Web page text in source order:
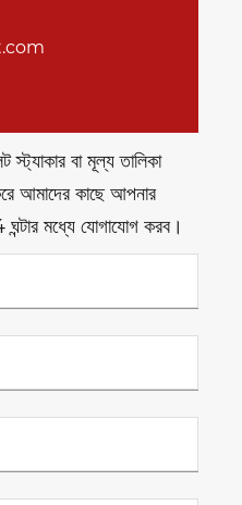
স্ট্যাকার বা মূল্য তালিকা
আমাদের কাছে আপনার
মধ্যে যোগাযোগ করব।